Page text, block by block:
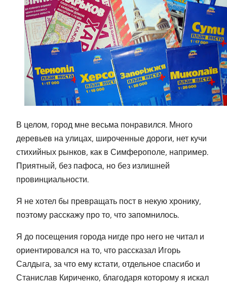
В целом, город мне весьма понравился. Много
деревьев на улицах, широченные дороги, нет кучи
стихийных рынков, как в Симферополе, например.
Приятный, без пафоса, но без излишней
провинциальности.
Я не хотел бы превращать пост в некую хронику,
поэтому расскажу про то, что запомнилось.
Я до посещения города нигде про него не читал и
ориентировался на то, что рассказал Игорь
Салдыга, за что ему кстати, отдельное спасибо и
Станислав Кириченко, благодаря которому я искал